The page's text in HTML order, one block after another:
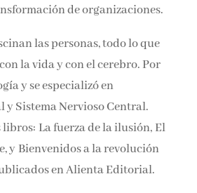
Think&Action, empresa que
organizaciones.
las personas, todo lo
con la vida y con el
Biología y se
Animal y Sistema
Ha escrito varios libros: La